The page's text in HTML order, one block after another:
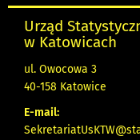
Urząd
w Katowicach
ul. Owocowa 3
40-158 Katowice
E-mail: